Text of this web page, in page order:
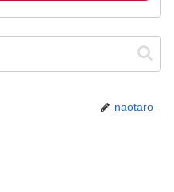
naotaro